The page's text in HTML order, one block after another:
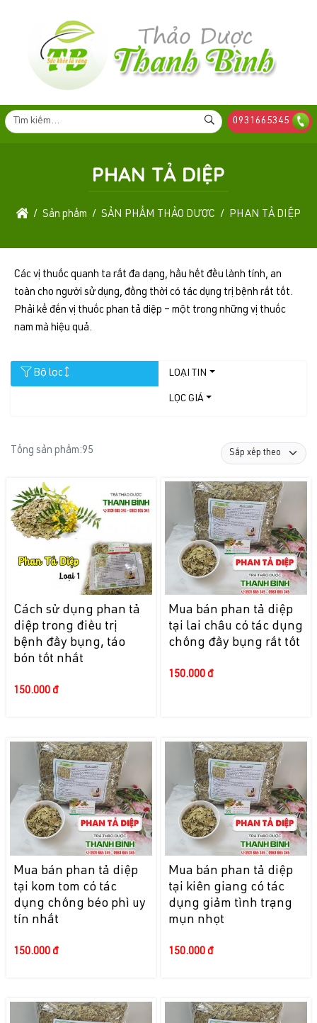
0931665345
PHAN TẢ DIỆP
Sản phẩm SẢN PHẨM THẢO DƯỢC PHAN TẢ DIỆP
Các vị thuốc quanh ta rất đa dạng, hầu hết đều lành tính, an
toàn cho người sử dụng, đồng thời có tác dụng trị bệnh rất tốt.
Phải kể đến vị thuốc phan tả diệp – một trong những vị thuốc
nam mà hiệu quả.
Bộ lọc LOẠI TIN
LỌC GIÁ
Tổng sản phẩm:95
Cách sử dụng phan tả
diệp trong điều trị
bệnh đầy bụng, táo
bón tốt nhất
150.000 đ
Mua bán phan tả diệp
tại lai châu có tác dụng
chống đầy bụng rất tốt
150.000 đ
Mua bán phan tả diệp
tại kom tom có tác
dụng chống béo phì uy
tín nhất
150.000 đ
Mua bán phan tả diệp
tại kiên giang có tác
dụng giảm tình trạng
mụn nhọt
150.000 đ